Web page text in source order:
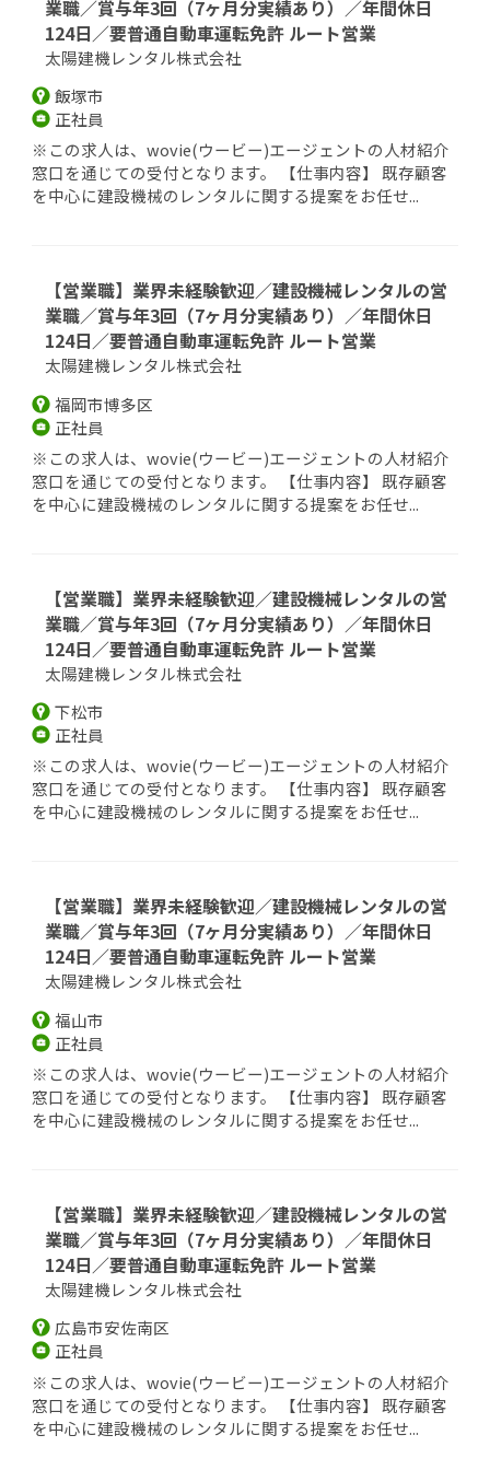
業職／賞与年3回（7ヶ月分実績あり）／年間休日
124日／要普通自動車運転免許 ルート営業
太陽建機レンタル株式会社
飯塚市
正社員
※この求人は、wovie(ウービー)エージェントの人材紹介
窓口を通じての受付となります。 【仕事内容】 既存顧客
を中心に建設機械のレンタルに関する提案をお任せ...
【営業職】業界未経験歓迎／建設機械レンタルの営
業職／賞与年3回（7ヶ月分実績あり）／年間休日
124日／要普通自動車運転免許 ルート営業
太陽建機レンタル株式会社
福岡市博多区
正社員
※この求人は、wovie(ウービー)エージェントの人材紹介
窓口を通じての受付となります。 【仕事内容】 既存顧客
を中心に建設機械のレンタルに関する提案をお任せ...
【営業職】業界未経験歓迎／建設機械レンタルの営
業職／賞与年3回（7ヶ月分実績あり）／年間休日
124日／要普通自動車運転免許 ルート営業
太陽建機レンタル株式会社
下松市
正社員
※この求人は、wovie(ウービー)エージェントの人材紹介
窓口を通じての受付となります。 【仕事内容】 既存顧客
を中心に建設機械のレンタルに関する提案をお任せ...
【営業職】業界未経験歓迎／建設機械レンタルの営
業職／賞与年3回（7ヶ月分実績あり）／年間休日
124日／要普通自動車運転免許 ルート営業
太陽建機レンタル株式会社
福山市
正社員
※この求人は、wovie(ウービー)エージェントの人材紹介
窓口を通じての受付となります。 【仕事内容】 既存顧客
を中心に建設機械のレンタルに関する提案をお任せ...
【営業職】業界未経験歓迎／建設機械レンタルの営
業職／賞与年3回（7ヶ月分実績あり）／年間休日
124日／要普通自動車運転免許 ルート営業
太陽建機レンタル株式会社
広島市安佐南区
正社員
※この求人は、wovie(ウービー)エージェントの人材紹介
窓口を通じての受付となります。 【仕事内容】 既存顧客
を中心に建設機械のレンタルに関する提案をお任せ...